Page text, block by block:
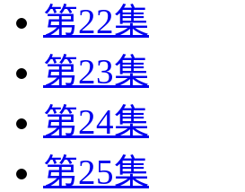
第22集
第23集
第24集
第25集